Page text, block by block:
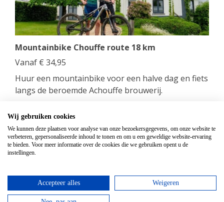
Mountainbike Chouffe route 18 km
Vanaf € 34,95
Huur een mountainbike voor een halve dag en fiets
langs de beroemde Achouffe brouwerij.
bekijken
Top hotels
Wij gebruiken cookies
We kunnen deze plaatsen voor analyse van onze bezoekersgegevens, om onze website te
verbeteren, gepersonaliseerde inhoud te tonen en om u een geweldige website-ervaring
te bieden. Voor meer informatie over de cookies die we gebruiken opent u de
instellingen.
Accepteer alles Weigeren